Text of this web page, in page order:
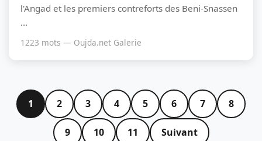
l'Angad et les premiers contreforts des Beni-Snassen
...
1223 mots — Oujda.net Galerie
1 2 3 4 5 6 7 8
9 10 11 Suivant